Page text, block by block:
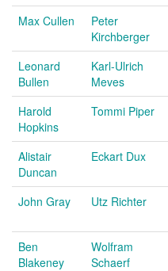
Max Cullen
Peter
Kirchberger
Leonard
Bullen
Karl-Ulrich
Meves
Harold
Hopkins
Tommi Piper
Alistair
Duncan
Eckart Dux
John Gray
Utz Richter
Ben
Blakeney
Wolfram
Schaerf